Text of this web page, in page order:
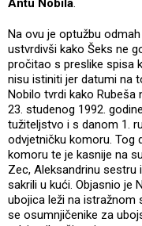
Antu Nobila.
Na ovu je optužbu
ustvrdivši kako Šeks ne
pročitao s preslike spisa
nisu istiniti jer datumi na
Nobilo tvrdi kako
23. studenog 1992.
tužiteljstvo i s danom 1.
odvjetničku komoru. Tog
komoru te je kasnije na
Zec, Aleksandrinu sestru
sakrili u kući. Objasnio je
ubojica leži na istražnom
se osumnjičenike za